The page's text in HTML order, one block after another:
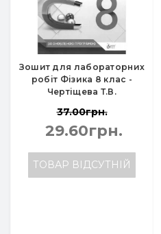
Зошит для лабораторних
робіт Фізика 8 клас -
Чертіщева Т.В.
37.00грн.
29.60грн.
ТОВАР ВІДСУТНІЙ